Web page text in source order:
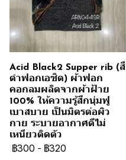
Acid Black2 Supper rib (สี
ดำฟอกเอซิด) ผ้าฟอก
คอกลมผลิตจากผ้าฝ้าย
100% ให้ความรู้สึกนุ่มฟู
เบาสบาย เป็นมิตรต่อผิว
กาย ระบายอากาศดีไม่
เหนียวติดตัว
฿300 - ฿320